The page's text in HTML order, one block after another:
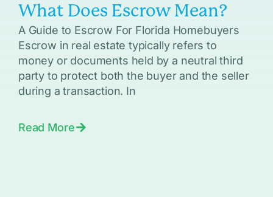
What Does Escrow Mean?
A Guide to Escrow For Florida Homebuyers
Escrow in real estate typically refers to
money or documents held by a neutral third
party to protect both the buyer and the seller
during a transaction. In
Read More